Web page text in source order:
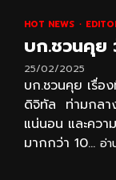
HOT NEWS
บก.ชวนคุย
25/02/2025
บก.ชวนคุย เรื่อ
ดิจิทัล ท่ามกลาง
แน่นอน และควา
มากกว่า 10... อ่